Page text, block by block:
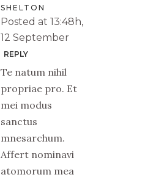
SHELTON
Posted at 13:48h,
12 September
REPLY
Te natum nihil
propriae pro. Et
mei modus
sanctus
mnesarchum.
Affert nominavi
atomorum mea